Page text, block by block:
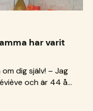
har varit
dig själv! – Jag
och är 44 år
barnby i Togo.
Barnbyar? – Jag